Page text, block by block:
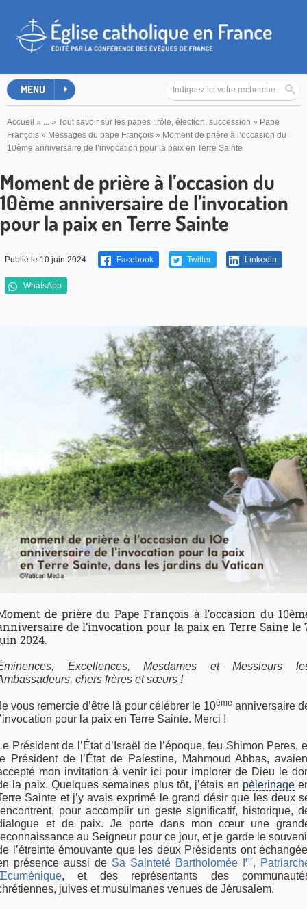
MENU
Accueil » ... » Tout savoir sur les papes : rôle, élection, succession » Pape
François » Messages du pape François » Moment de prière à l’occasion du
10ème anniversaire de l’invocation pour la paix en Terre Sainte
Moment de prière à l’occasion du
10ème anniversaire de l’invocation
pour la paix en Terre Sainte
Publié le 10 juin 2024 Facebook Twitter Linkedin
WhatsApp
de prière du Pape François à l’occasion du
de l’invocation pour la paix en Terre Saine le
2024.
Excellences, Mesdames et Messieurs
chers frères et sœurs !
vous remercie d’être là pour célébrer le 10ème anniversaire
pour la paix en Terre Sainte. Merci !
Président de l’État d’Israël de l’époque, feu Shimon Peres,
Président de l’État de Palestine, Mahmoud Abbas,
mon invitation à venir ici pour implorer de Dieu le
la paix. Quelques semaines plus tôt, j’étais en pèlerinage
Sainte et j’y avais exprimé le grand désir que les deux
pour accomplir un geste significatif, historique,
et de paix. Je porte dans mon cœur une
au Seigneur pour ce jour, et je garde le
l’étreinte émouvante que les deux Présidents ont
présence aussi de Sa Sainteté Bartholomée I er,
, et des représentants des
juives et musulmanes venues de Jérusalem.